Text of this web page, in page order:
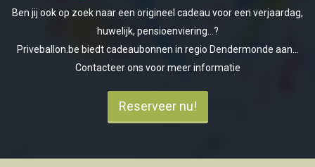
Ben jij ook op zoek naar een origineel cadeau voor een verjaardag,
huwelijk, pensioenviering...?
Priveballon.be biedt cadeaubonnen in regio Dendermonde aan...
Contacteer ons voor meer informatie
Reserveer nu!